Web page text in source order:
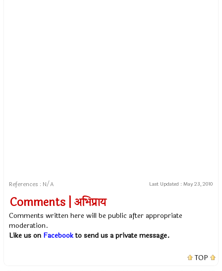
References : N/A Last Updated : May 23, 2010
Comments | अभिप्राय
Comments written here will be public after appropriate
moderation.
Like us on Facebookto send us a private message.
TOP